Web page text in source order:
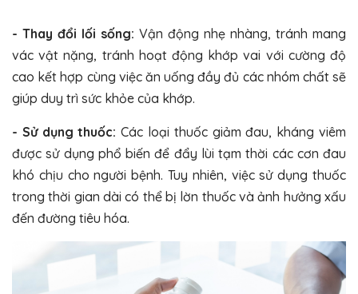
- Thay đổi lối sống: Vận động nhẹ nhàng, tránh mang
vác vật nặng, tránh hoạt động khớp vai với cường độ
cao kết hợp cùng việc ăn uống đầy đủ các nhóm chất sẽ
giúp duy trì sức khỏe của khớp.
- Sử dụng thuốc:Các loại thuốc giảm đau, kháng viêm
được sử dụng phổ biến để đẩy lùi tạm thời các cơn đau
khó chịu cho người bệnh. Tuy nhiên, việc sử dụng thuốc
trong thời gian dài có thể bị lờn thuốc và ảnh hưởng xấu
đến đường tiêu hóa.